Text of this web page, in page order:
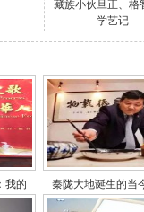
藏族小伙旦正、格
学艺记
我的 秦陇大地诞生的当